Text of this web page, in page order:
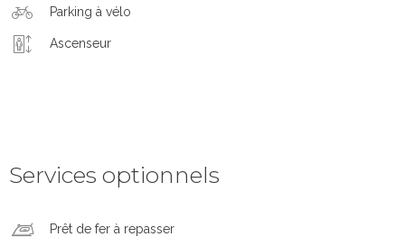
Parking à vélo
Ascenseur
Services optionnels
Prêt de fer à repasser